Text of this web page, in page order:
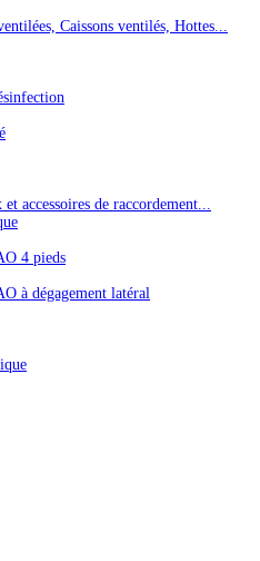
Caissons ventilés, Hottes...
accessoires de raccordement...
4 pieds
à dégagement latéral